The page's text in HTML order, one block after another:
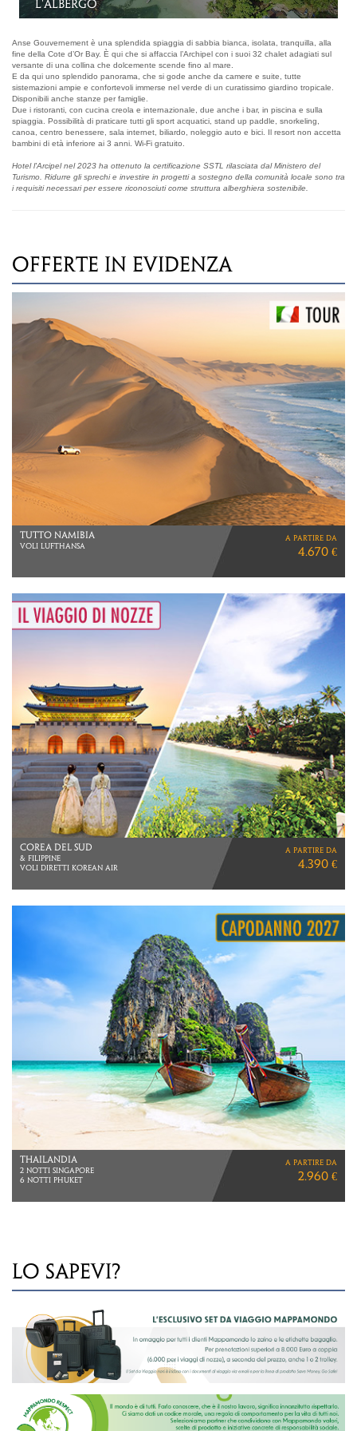
La piscina
Anse Gouvernement è una splendida spiaggia di sabbia bianca, isolata, tranquilla, alla
fine della Cote d’Or Bay. È qui che si affaccia l’Archipel con i suoi 32 chalet adagiati sul
versante di una collina che dolcemente scende fino al mare.
E da qui uno splendido panorama, che si gode anche da camere e suite, tutte
sistemazioni ampie e confortevoli immerse nel verde di un curatissimo giardino tropicale.
Disponibili anche stanze per famiglie.
Due i ristoranti, con cucina creola e internazionale, due anche i bar, in piscina e sulla
spiaggia. Possibilità di praticare tutti gli sport acquatici, stand up paddle, snorkeling,
canoa, centro benessere, sala internet, biliardo, noleggio auto e bici. Il resort non accetta
bambini di età inferiore ai 3 anni. Wi-Fi gratuito.
Hotel l'Arcipel nel 2023 ha ottenuto la certificazione SSTL rilasciata dal Ministero del
Turismo. Ridurre gli sprechi e investire in progetti a sostegno della comunità locale sono tra
i requisiti necessari per essere riconosciuti come struttura alberghiera sostenibile.
OFFERTE IN EVIDENZA
SINGAPORE, BALI & LOMBOK a partire da
GIAPPONE
VIAGGIO DI 12 GIORNI
a partire da
GIAPPONE & INDONESIA
VIAGGIO DI 16 GIORNI
a partire da
LO SAPEVI?